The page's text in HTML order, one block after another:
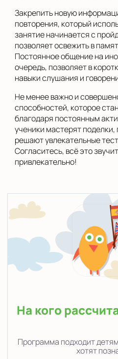
Закрепить новую
повторения, который
занятие начинается с
позволяет освежить в
Постоянное общение на
очередь, позволяет в
навыки слушания и
Не менее важно и
способностей, которое
благодаря постоянным
ученики мастерят
решают увлекательные
Согласитесь, всё это
привлекательно!
На кого
Программа подходит
хотят